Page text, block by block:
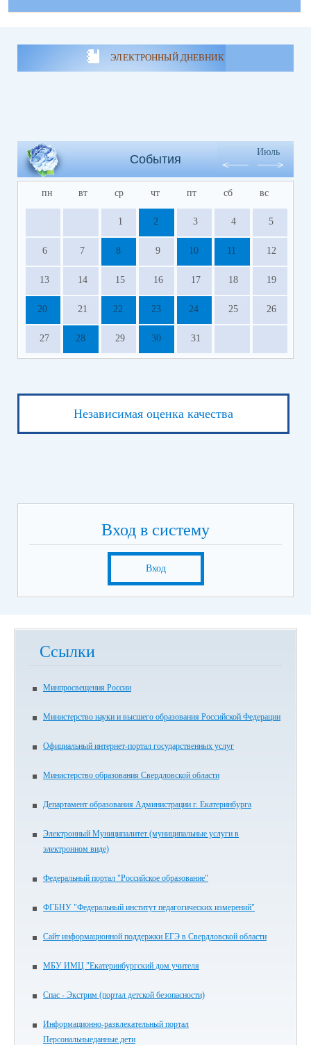
ЭЛЕКТРОННЫЙ ДНЕВНИК
События
Июль
пн вт ср чт пт сб вс
1 2 3 4 5
6 7 8 9 10 11 12
13 14 15 16 17 18 19
20 21 22 23 24 25 26
27 28 29 30 31
Независимая оценка качества
Вход в систему
Вход
Ссылки
Минпросвещения России
Министерство науки и высшего образования Российской Федерации
Официальный интернет-портал государственных услуг
Министерство образования Свердловской области
Департамент образования Администрации г. Екатеринбурга
Электронный Муниципалитет (муниципальные услуги в
электронном виде)
Федеральный портал "Российское образование"
ФГБНУ "Федеральный институт педагогических измерений"
Сайт информационной поддержки ЕГЭ в Свердловской области
МБУ ИМЦ "Екатеринбургский дом учителя
Спас - Экстрим (портал детской безопасности)
Информационно-развлекательный портал
Персональныеданные.дети